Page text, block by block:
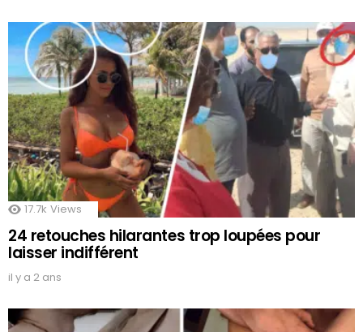
17.7k Views
24 retouches hilarantes trop loupées pour
laisser indifférent
il y a 2 ans